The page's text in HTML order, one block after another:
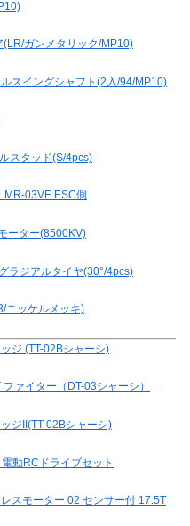
ガンメタリック/MP10)
イングシャフト(2入/94/MP10)
スタッド(S/4pcs)
03VE ESC側
ーター(8500KV)
ジアルタイヤ(30°/4pcs)
ッケルメッキ)
ジ (TT-02Bシャーシ)
イター（DT-03シャーシ）
ジII(TT-02Bシャーシ)
動RCドライブセット
モーター 02 センサー付 17.5T